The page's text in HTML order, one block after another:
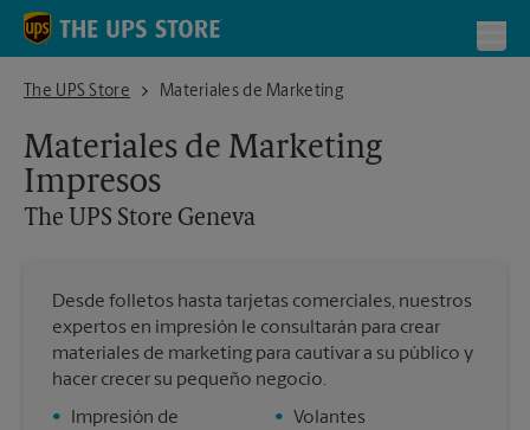
Skip to content
Return to Nav
The UPS Store
The UPS Store GenevaMateriales de Marketing
Materiales de Marketing
Impresos
The UPS Store Geneva
Desde folletos hasta tarjetas comerciales, nuestros
expertos en impresión le consultarán para crear
materiales de marketing para cautivar a su público y
hacer crecer su pequeño negocio.
•
Impresión de
•
Volantes